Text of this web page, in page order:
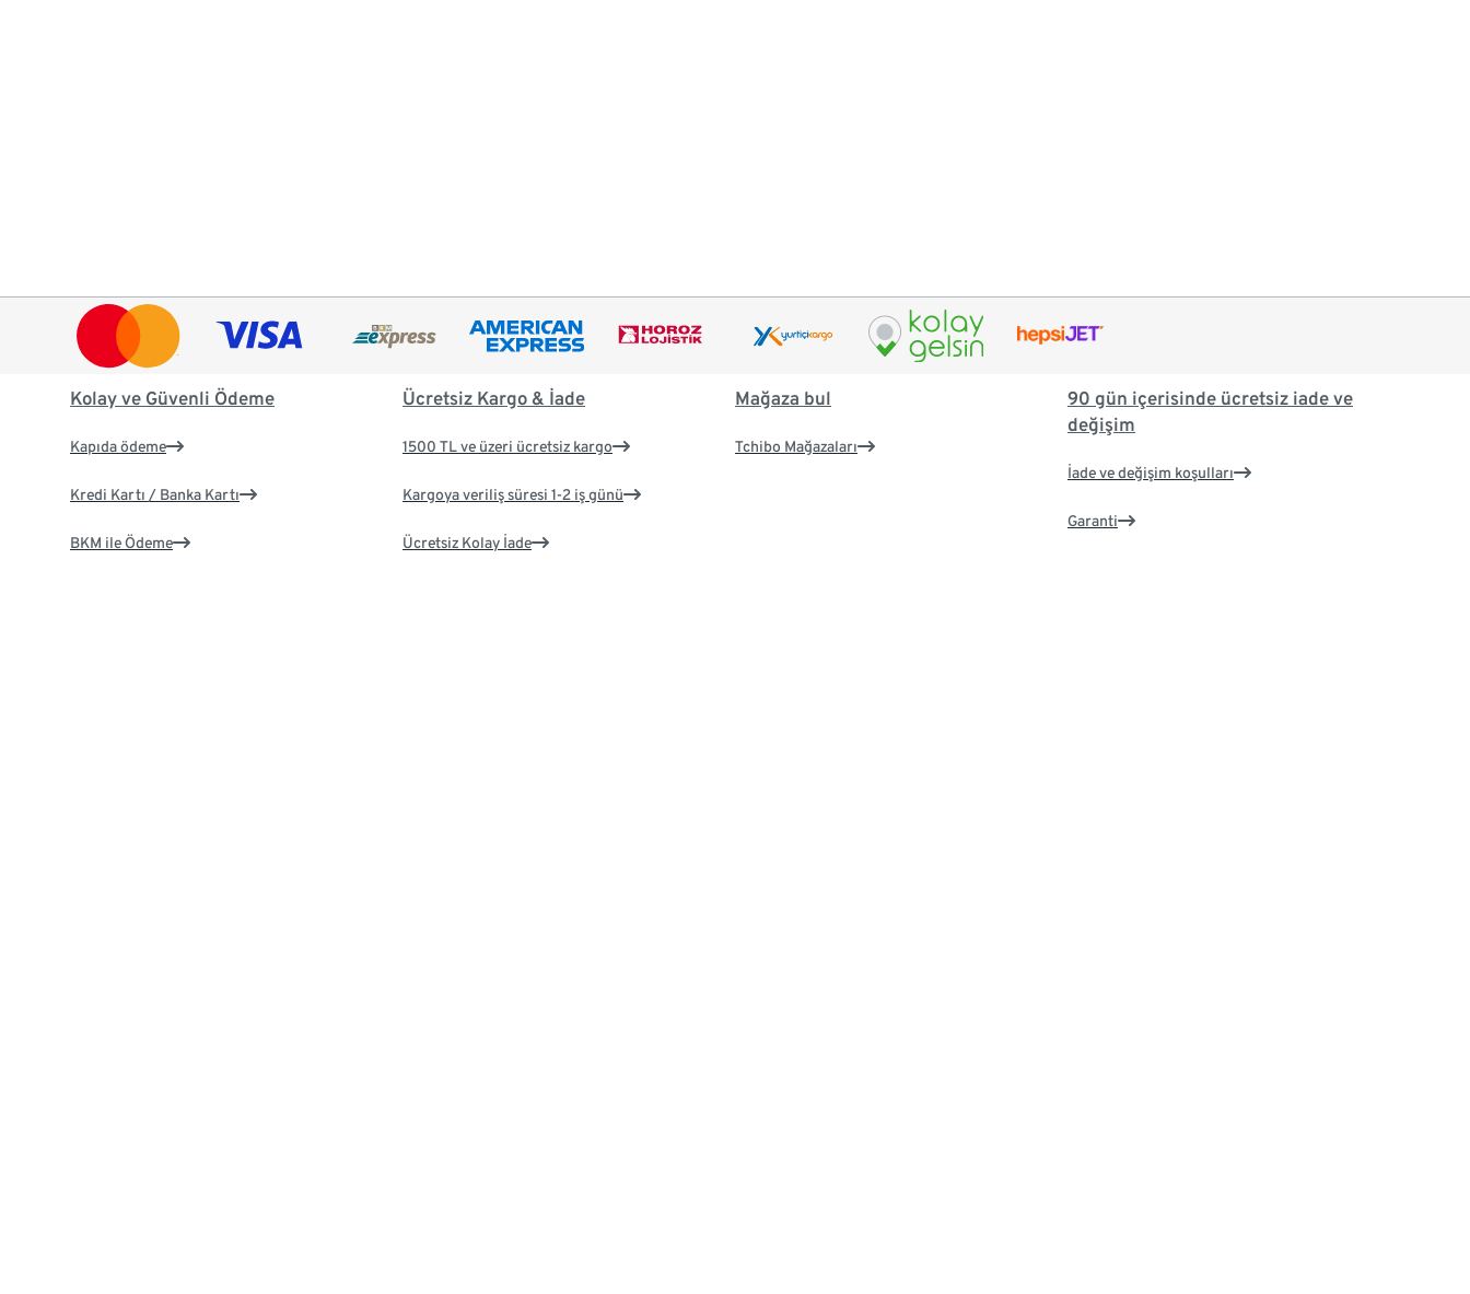
Kolay ve Güvenli Ödeme
Kapıda ödeme
Kredi Kartı / Banka Kartı
BKM ile Ödeme
Ücretsiz Kargo & İade
1500 TL ve üzeri ücretsiz kargo
Kargoya veriliş süresi 1-2 iş günü
Ücretsiz Kolay İade
Mağaza bul
Tchibo Mağazaları
90 gün içerisinde ücretsiz iade ve
değişim
İade ve değişim koşulları
Garanti